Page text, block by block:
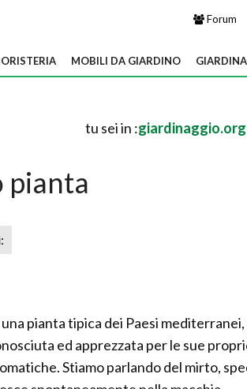
Forum
MOBILI DA GIARDINO
tu sei in :giardinaggio.org
pianta
una pianta tipica dei Paesi
ed apprezzata per le sue
Stiamo parlando del mirto,